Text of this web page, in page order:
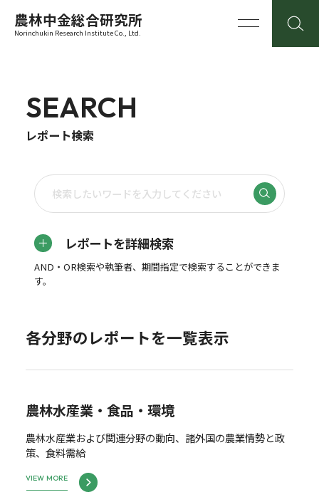
農林中金総合研究所
Norinchukin Research Institute Co., Ltd.
SEARCH
レポート検索
レポートを詳細検索
AND・OR検索や執筆者、期間指定で検索することができま
す。
各分野のレポートを一覧表示
農林水産業・食品・環境
農林水産業および関連分野の動向、諸外国の農業情勢と政
策、食料需給
VIEW MORE